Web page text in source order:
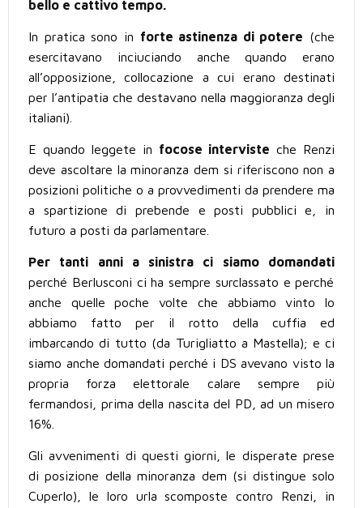
bello e cattivo tempo.
In pratica sono in forte astinenza di potere (che
esercitavano inciuciando anche quando erano
all’opposizione, collocazione a cui erano destinati
per l’antipatia che destavano nella maggioranza degli
italiani).
E quando leggete in focose interviste che Renzi
deve ascoltare la minoranza dem si riferiscono non a
posizioni politiche o a provvedimenti da prendere ma
a spartizione di prebende e posti pubblici e, in
futuro a posti da parlamentare.
Per tanti anni a sinistra ci siamo domandati
perché Berlusconi ci ha sempre surclassato e perché
anche quelle poche volte che abbiamo vinto lo
abbiamo fatto per il rotto della cuffia ed
imbarcando di tutto (da Turigliatto a Mastella); e ci
siamo anche domandati perché i DS avevano visto la
propria forza elettorale calare sempre più
fermandosi, prima della nascita del PD, ad un misero
16%.
Gli avvenimenti di questi giorni, le disperate prese
di posizione della minoranza dem (si distingue solo
Cuperlo), le loro urla scomposte contro Renzi, in